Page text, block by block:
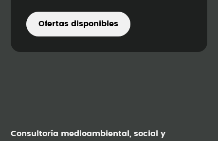
Ofertas disponibles
Consultoría medioambiental, social y